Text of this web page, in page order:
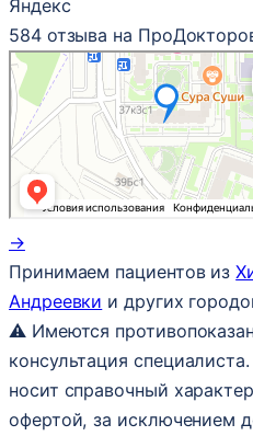
Яндекс
584 отзыва на
→
Принимаем пациентов из
Андреевки и других
⚠ Имеются
консультация
носит справочный
офертой, за исключением